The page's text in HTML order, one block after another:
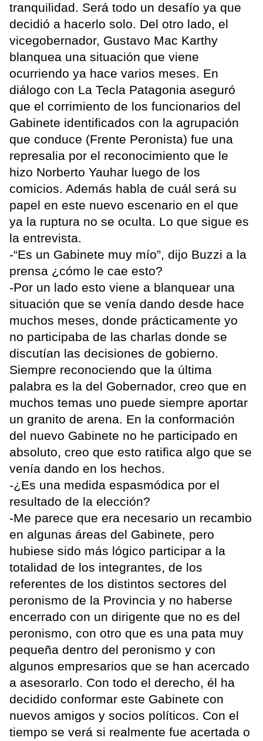
tranquilidad. Será todo un desafío ya que
decidió a hacerlo solo. Del otro lado, el
vicegobernador, Gustavo Mac Karthy
blanquea una situación que viene
ocurriendo ya hace varios meses. En
diálogo con La Tecla Patagonia aseguró
que el corrimiento de los funcionarios del
Gabinete identificados con la agrupación
que conduce (Frente Peronista) fue una
represalia por el reconocimiento que le
hizo Norberto Yauhar luego de los
comicios. Además habla de cuál será su
papel en este nuevo escenario en el que
ya la ruptura no se oculta. Lo que sigue es
la entrevista.
-“Es un Gabinete muy mío”, dijo Buzzi a la
prensa ¿cómo le cae esto?
-Por un lado esto viene a blanquear una
situación que se venía dando desde hace
muchos meses, donde prácticamente yo
no participaba de las charlas donde se
discutían las decisiones de gobierno.
Siempre reconociendo que la última
palabra es la del Gobernador, creo que en
muchos temas uno puede siempre aportar
un granito de arena. En la conformación
del nuevo Gabinete no he participado en
absoluto, creo que esto ratifica algo que se
venía dando en los hechos.
-¿Es una medida espasmódica por el
resultado de la elección?
-Me parece que era necesario un recambio
en algunas áreas del Gabinete, pero
hubiese sido más lógico participar a la
totalidad de los integrantes, de los
referentes de los distintos sectores del
peronismo de la Provincia y no haberse
encerrado con un dirigente que no es del
peronismo, con otro que es una pata muy
pequeña dentro del peronismo y con
algunos empresarios que se han acercado
a asesorarlo. Con todo el derecho, él ha
decidido conformar este Gabinete con
nuevos amigos y socios políticos. Con el
tiempo se verá si realmente fue acertada o